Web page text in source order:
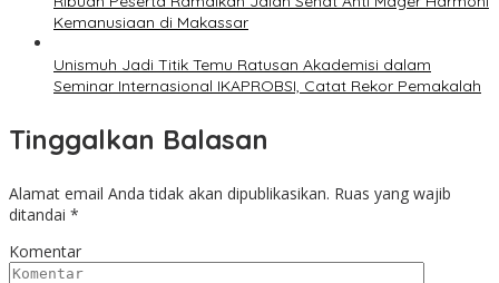
Kemanusiaan di Makassar
Unismuh Jadi Titik Temu Ratusan Akademisi dalam
Seminar Internasional IKAPROBSI, Catat Rekor Pemakalah
Tinggalkan Balasan
Alamat email Anda tidak akan dipublikasikan. Ruas yang wajib
ditandai *
Komentar